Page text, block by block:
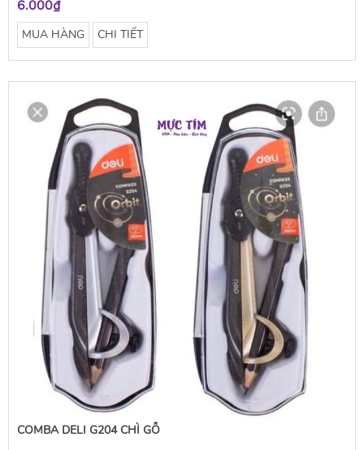
6.000₫
MUA HÀNG CHI TIẾT
COMBA DELI G204 CHÌ GỖ